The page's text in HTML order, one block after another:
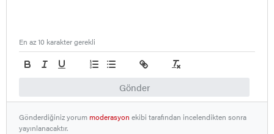
Gönder
En az 10 karakter gerekli
Gönderdiğiniz yorummoderasyon ekibi tarafından incelendikten sonra
yayınlanacaktır.